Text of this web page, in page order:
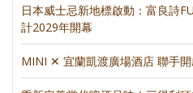
日本威士忌新地標啟動：富良詩
計2029年開幕
MINI ✕ 宜蘭凱渡廣場酒店 聯手